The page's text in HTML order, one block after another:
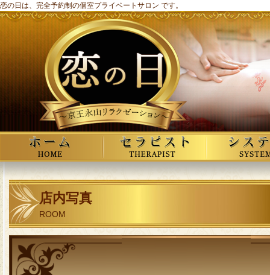
恋の日は、完全予約制の個室プライベートサロン です。
店内写真
ROOM